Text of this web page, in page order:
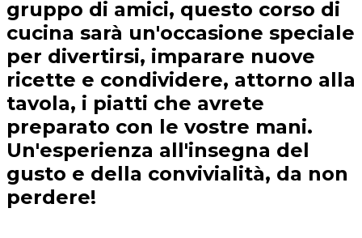
gruppo di amici, questo corso di
cucina sarà un'occasione speciale
per divertirsi, imparare nuove
ricette e condividere, attorno alla
tavola, i piatti che avrete
preparato con le vostre mani.
Un'esperienza all'insegna del
gusto e della convivialità, da non
perdere!